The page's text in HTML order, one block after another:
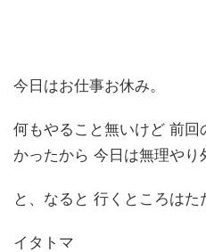
今日はお仕事お休み。
何もやること無いけど 前
かったから 今日は無理やり
と、なると 行くところはた
イタトマ